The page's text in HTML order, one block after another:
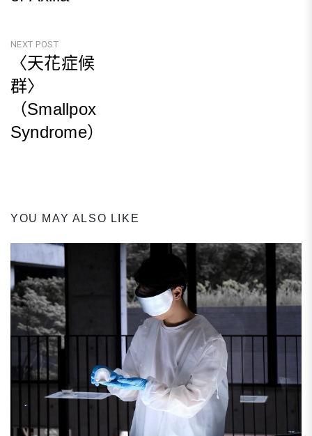
NEXT POST
〈天花症候
群〉
（Smallpox
Syndrome）
YOU MAY ALSO LIKE